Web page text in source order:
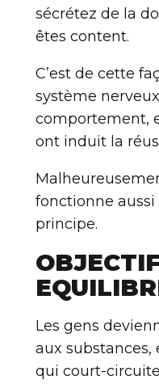
sécrétez de la
êtes content.
C’est de cette
système
comportement,
ont induit la
fonctionne
principe.
Les gens
aux substances,
qui court-